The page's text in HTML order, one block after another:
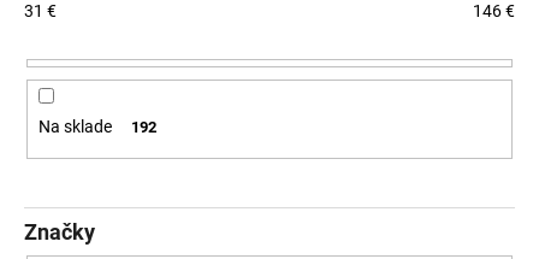
i
p
u
k
31 € 146€
Na sklade 192
Značky
O
p
r
ú